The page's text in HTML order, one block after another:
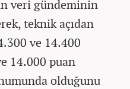
veri gündeminin
teknik açıdan
ve 14.400
14.000 puan
olduğunu